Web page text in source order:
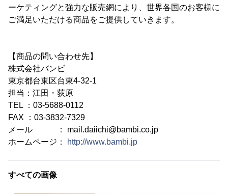
ーケティングと強力な販売網により、世界各国のお客様に
ご満足いただける商品をご提供していきます。
【商品の問い合わせ先】
株式会社バンビ
東京都台東区台東4-32-1
担当：江田・荻原
TEL ：03-5688-0112
FAX ：03-3832-7329
メール ： mail.daiichi@bambi.co.jp
ホームページ：
http://www.bambi.jp
すべての画像